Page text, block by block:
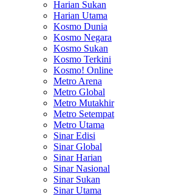
Harian Sukan
Harian Utama
Kosmo Dunia
Kosmo Negara
Kosmo Sukan
Kosmo Terkini
Kosmo! Online
Metro Arena
Metro Global
Metro Mutakhir
Metro Setempat
Metro Utama
Sinar Edisi
Sinar Global
Sinar Harian
Sinar Nasional
Sinar Sukan
Sinar Utama